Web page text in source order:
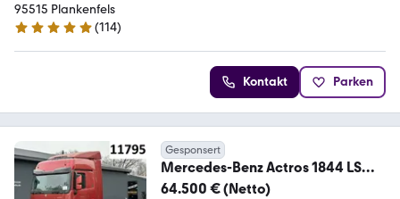
95515 Plankenfels
5 Sterne
(114)
Kontakt Parken
Gesponsert
Mercedes-Benz Actros 1844 LS
MP3 / LDW / *ORIGINAL KM*
64.500 € (Netto)